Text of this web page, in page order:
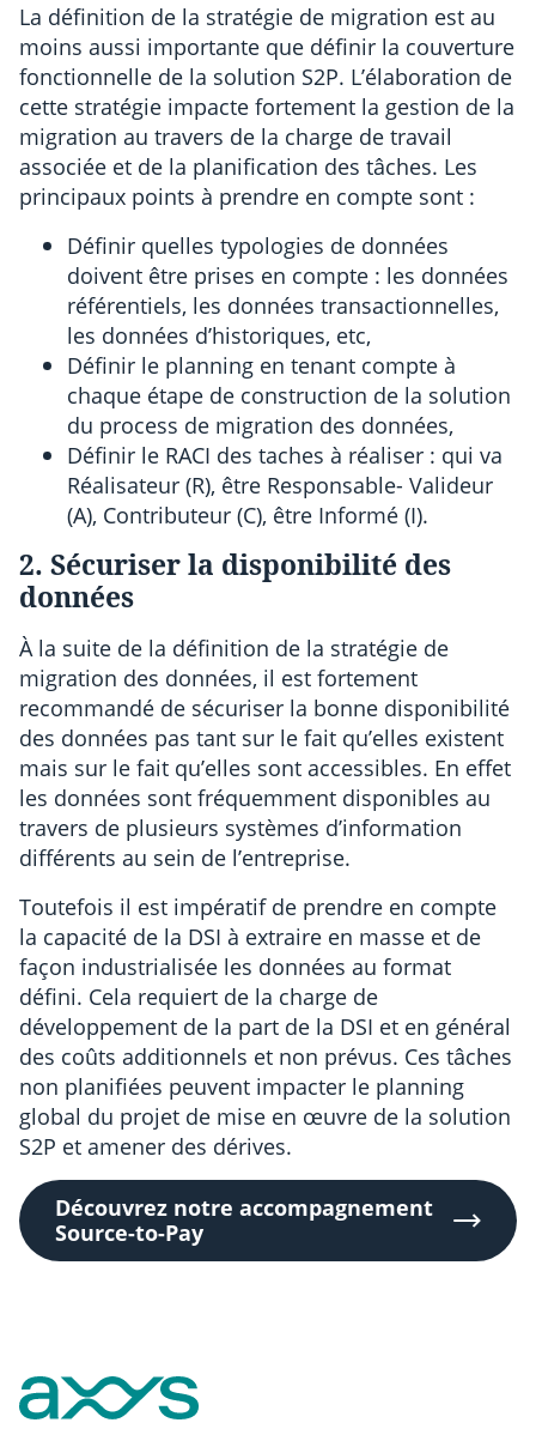
La définition de la stratégie de migration est au
moins aussi importante que définir la couverture
fonctionnelle de la solution S2P. L’élaboration de
cette stratégie impacte fortement la gestion de la
migration au travers de la charge de travail
associée et de la planification des tâches. Les
principaux points à prendre en compte sont :
Définir quelles typologies de données
doivent être prises en compte : les données
référentiels, les données transactionnelles,
les données d’historiques, etc,
Définir le planning en tenant compte à
chaque étape de construction de la solution
du process de migration des données,
Définir le RACI des taches à réaliser : qui va
Réalisateur (R), être Responsable- Valideur
(A), Contributeur (C), être Informé (I).
2. Sécuriser la disponibilité des
données
À la suite de la définition de la stratégie de
migration des données, il est fortement
recommandé de sécuriser la bonne disponibilité
des données pas tant sur le fait qu’elles existent
mais sur le fait qu’elles sont accessibles. En effet
les données sont fréquemment disponibles au
travers de plusieurs systèmes d’information
différents au sein de l’entreprise.
Toutefois il est impératif de prendre en compte
la capacité de la DSI à extraire en masse et de
façon industrialisée les données au format
défini. Cela requiert de la charge de
développement de la part de la DSI et en général
des coûts additionnels et non prévus. Ces tâches
non planifiées peuvent impacter le planning
global du projet de mise en œuvre de la solution
S2P et amener des dérives.
Découvrez notre accompagnement
Source-to-Pay